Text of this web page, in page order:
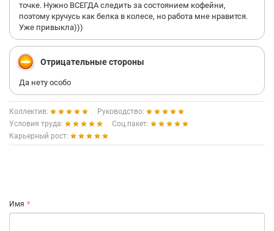
точке. Нужно ВСЕГДА следить за состоянием кофейни,
поэтому кручусь как белка в колесе, но работа мне нравится.
Уже привыкла)))
Отрицательные стороны
Да нету особо
Коллектив:
Руководство:
Условия труда:
Соц.пакет:
Карьерный рост:
Имя